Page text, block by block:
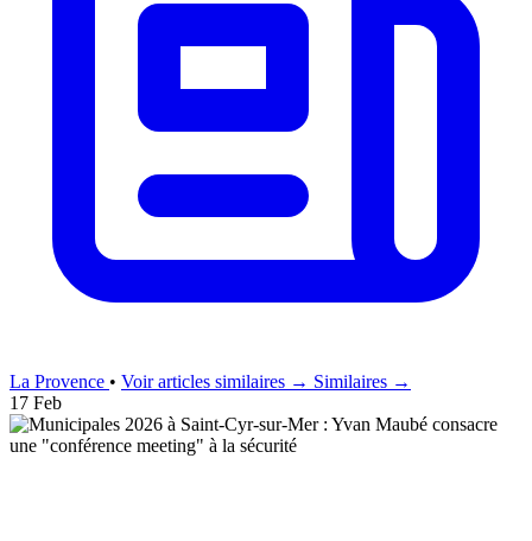
La Provence • Voir articles similaires → Similaires →
17 Feb